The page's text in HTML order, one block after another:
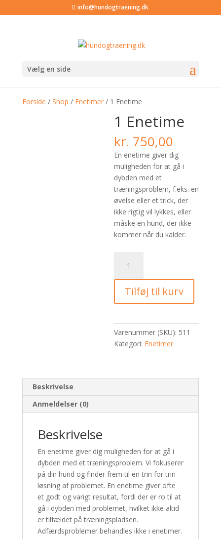
info@hundogtraening.dk
Vælg en side
Forside / Shop / Enetimer/ 1 Enetime
1 Enetime
kr. 750,00
En enetime giver dig
muligheden for at gå i
dybden med et
træningsproblem, f.eks. en
øvelse eller et trick, der
ikke rigtig vil lykkes, eller
måske en hund, der ikke
kommer når du kalder.
Enetime
antal
Tilføj til kurv
Varenummer (SKU): 511
Kategori: Enetimer
Beskrivelse
Anmeldelser (0)
Beskrivelse
En enetime giver dig muligheden for at gå i
dybden med et træningsproblem. Vi fokuserer
på din hund og finder frem til en trin for trin
løsning af problemet. En enetime giver ofte
et godt og varigt resultat, fordi der er ro til at
gå i dybden med problemet, hvilket ikke altid
er tilfældet på træningspladsen.
Adfærdsproblemer behandles ikke i enetimer.